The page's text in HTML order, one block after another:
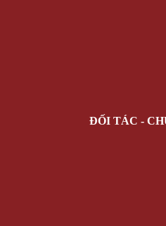
ĐỐI TÁC -